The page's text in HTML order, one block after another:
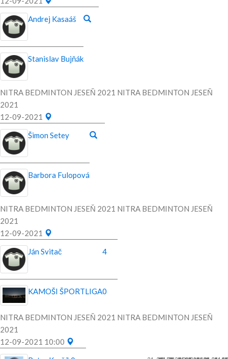
Andrej Kasaáš
Stanislav Bujňák
NITRA BEDMINTON JESEŇ 2021 NITRA BEDMINTON JESEŇ
2021
12-09-2021
Šimon Setey
Barbora Fulopová
NITRA BEDMINTON JESEŇ 2021 NITRA BEDMINTON JESEŇ
2021
12-09-2021
Ján Svitač
4
KAMOŠI ŠPORTLIGA0
NITRA BEDMINTON JESEŇ 2021 NITRA BEDMINTON JESEŇ
2021
12-09-2021 10:00